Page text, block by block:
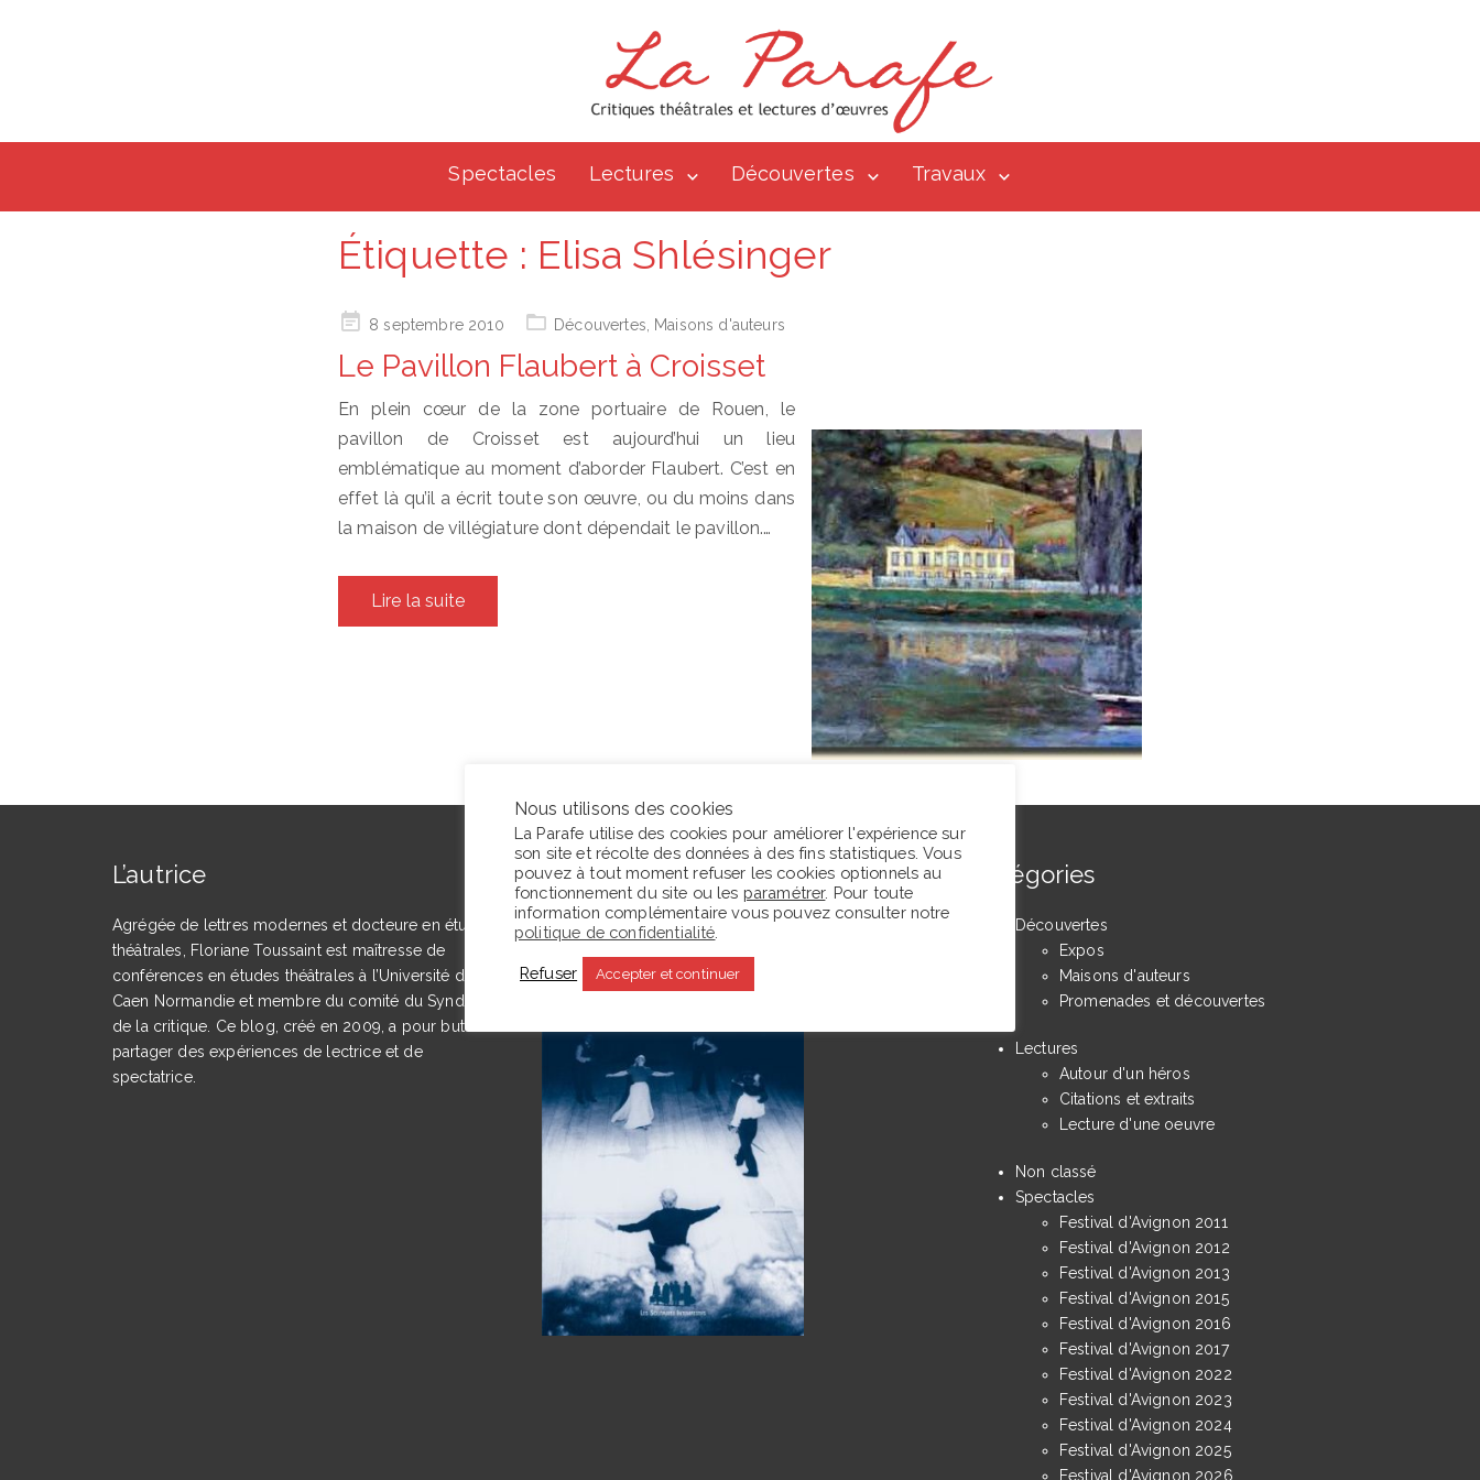
Spectacles Lectures Découvertes Travaux
Étiquette : Elisa Shlésinger
Posted8 septembre 2010 Découvertes Maisons d'auteurs
Le Pavillon Flaubert à Croisset
En plein cœur de la zone portuaire de Rouen, le
pavillon de Croisset est aujourd’hui un lieu
emblématique au moment d’aborder Flaubert. C’est en
effet là qu’il a écrit toute son œuvre, ou du moins dans
la maison de villégiature dont dépendait le pavillon.…
Lire la suite
L’autrice
Agrégée de lettres modernes et docteure en études
théâtrales, Floriane Toussaint est maîtresse de
conférences en études théâtrales à l’Université de
Caen Normandie et membre du comité du Syndicat
de la critique. Ce blog, créé en 2009, a pour but de
partager des expériences de lectrice et de
spectatrice.
En ce moment La Parafe lit : Catégories
Découvertes
Expos
Maisons d'auteurs
Promenades et découvertes
Lectures
Autour d'un héros
Citations et extraits
Lecture d'une oeuvre
Non classé
Spectacles
Festival d'Avignon 2011
Festival d'Avignon 2012
Festival d'Avignon 2013
Festival d'Avignon 2015
Festival d'Avignon 2016
Festival d'Avignon 2017
Festival d'Avignon 2022
Festival d'Avignon 2023
Festival d'Avignon 2024
Festival d'Avignon 2025
Festival d'Avignon 2026
Nous utilisons des cookies
La Parafe utilise des cookies pour améliorer l'expérience sur
son site et récolte des données à des fins statistiques. Vous
pouvez à tout moment refuser les cookies optionnels au
fonctionnement du site ou les paramétrer. Pour toute
information complémentaire vous pouvez consulter notre
politique de confidentialité
Refuser Accepter et continuer